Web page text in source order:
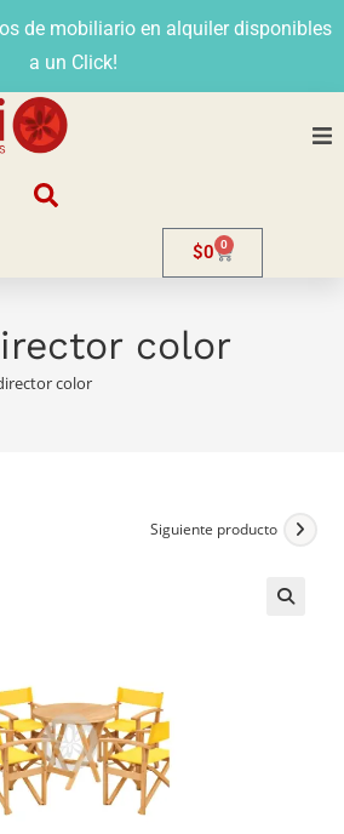
de mobiliario en alquiler disponibles
a un Click!
Contacto
$0 0
color
color
Siguiente producto